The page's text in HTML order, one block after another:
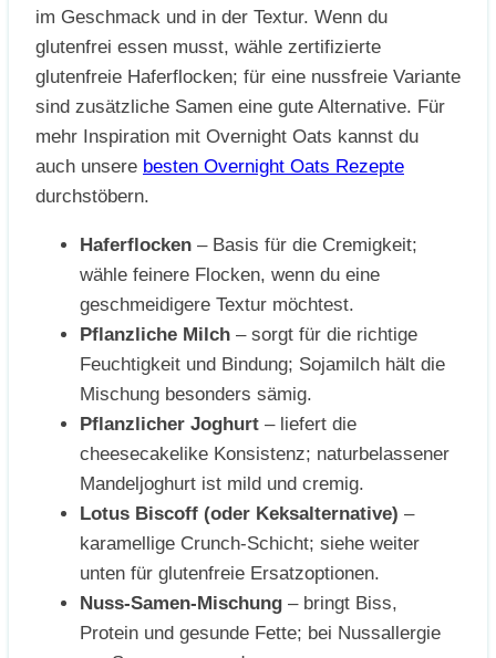
im Geschmack und in der Textur. Wenn du
glutenfrei essen musst, wähle zertifizierte
glutenfreie Haferflocken; für eine nussfreie Variante
sind zusätzliche Samen eine gute Alternative. Für
mehr Inspiration mit Overnight Oats kannst du
auch unsere besten Overnight Oats Rezepte
durchstöbern.
Haferflocken – Basis für die Cremigkeit;
wähle feinere Flocken, wenn du eine
geschmeidigere Textur möchtest.
Pflanzliche Milch – sorgt für die richtige
Feuchtigkeit und Bindung; Sojamilch hält die
Mischung besonders sämig.
Pflanzlicher Joghurt – liefert die
cheesecakelike Konsistenz; naturbelassener
Mandeljoghurt ist mild und cremig.
Lotus Biscoff (oder Keksalternative) –
karamellige Crunch-Schicht; siehe weiter
unten für glutenfreie Ersatzoptionen.
Nuss-Samen-Mischung – bringt Biss,
Protein und gesunde Fette; bei Nussallergie